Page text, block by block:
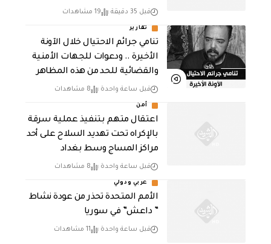
قبل 35 دقيقة 19 مشاهدات
تقارير
تنامي جرائم الاحتيال خلال الآونة
الأخيرة .. ودعوات للجهات الأمنية
والقضائية للحد من هذه المظاهر
قبل ساعة واحدة 8 مشاهدات
أمن
اعتقال متهم بتنفيذ عملية سرقة
بالإكراه تحت تهديد السلاح على أحد
مراكز المساج وسط بغداد
قبل ساعة واحدة 8 مشاهدات
عربي ودولي
الأمم المتحدة تحذر من عودة نشاط
” داعش” في سوريا
قبل ساعة واحدة 11 مشاهدات